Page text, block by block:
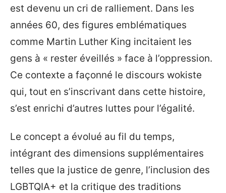
est devenu un cri de ralliement. Dans les
années 60, des figures emblématiques
comme Martin Luther King incitaient les
gens à « rester éveillés » face à l’oppression.
Ce contexte a façonné le discours wokiste
qui, tout en s’inscrivant dans cette histoire,
s’est enrichi d’autres luttes pour l’égalité.
Le concept a évolué au fil du temps,
intégrant des dimensions supplémentaires
telles que la justice de genre, l’inclusion des
LGBTQIA+ et la critique des traditions